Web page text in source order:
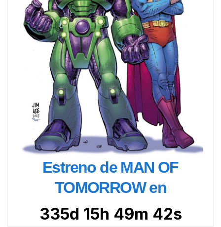
Estreno de MAN OF
TOMORROW en
335d 15h 49m 41s